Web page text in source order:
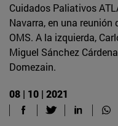
Cuidados Paliativos
Navarra, en una
OMS. A la izquierda,
Miguel Sánchez
Domezain.
08 | 10 | 2021